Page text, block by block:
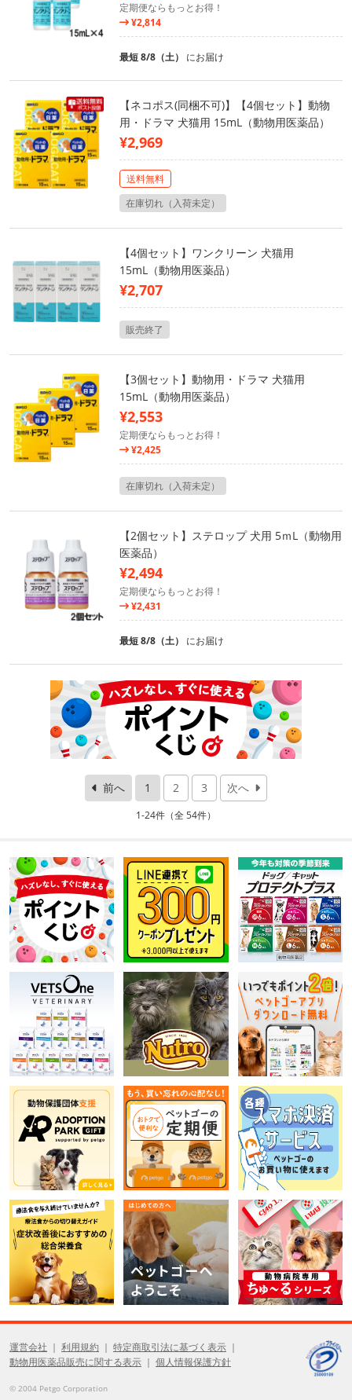
定期便ならもっとお得！
¥2,814
最短 8/8（土） にお届け
【ネコポス(同梱不可)】【4個セット】動物
用・ドラマ 犬猫用 15mL（動物用医薬品）
¥2,969
送料無料
在庫切れ（入荷未定）
【4個セット】ワンクリーン 犬猫用
15mL（動物用医薬品）
¥2,707
販売終了
【3個セット】動物用・ドラマ 犬猫用
15mL（動物用医薬品）
¥2,553
定期便ならもっとお得！
¥2,425
在庫切れ（入荷未定）
【2個セット】ステロップ 犬用 5ｍL（動物用
医薬品）
¥2,494
定期便ならもっとお得！
¥2,431
最短 8/8（土） にお届け
前へ 1 2 3 次へ
1-24件（全 54件）
運営会社 利用規約
特定商取引法に基づく表示
動物用医薬品販売に関する表示
個人情報保護方針
© 2004 Petgo Corporation